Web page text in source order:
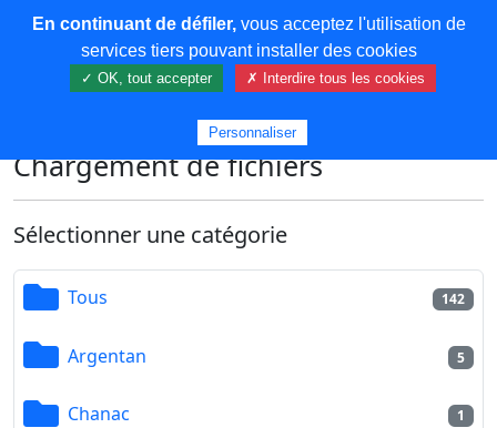
COREMA
Chargement de fichiers
Sélectionner une catégorie
Tous 142
Argentan 5
Chanac 1
En continuant de défiler,vous acceptez l'utilisation de
services tiers pouvant installer des cookies
✓ OK, tout accepter ✗ Interdire tous les cookies
Personnaliser